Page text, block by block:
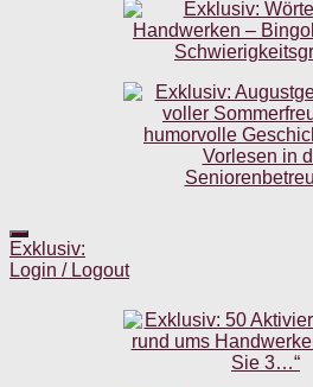
Exklusiv:
Login / Logout